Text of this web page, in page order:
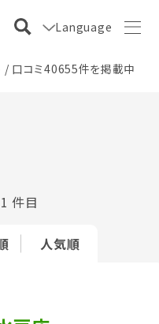
Language
/ 口コミ40655件を掲載中
人気順
件目